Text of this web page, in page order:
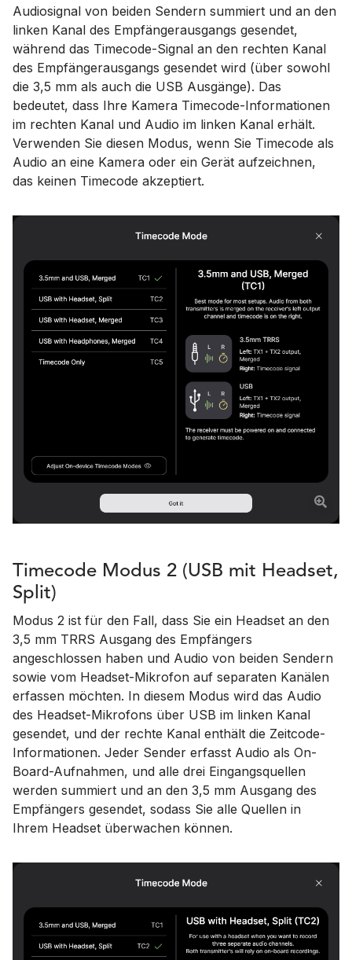
Audiosignal von beiden Sendern summiert und an den
linken Kanal des Empfängerausgangs gesendet,
während das Timecode-Signal an den rechten Kanal
des Empfängerausgangs gesendet wird (über sowohl
die 3,5 mm als auch die USB Ausgänge). Das
bedeutet, dass Ihre Kamera Timecode-Informationen
im rechten Kanal und Audio im linken Kanal erhält.
Verwenden Sie diesen Modus, wenn Sie Timecode als
Audio an eine Kamera oder ein Gerät aufzeichnen,
das keinen Timecode akzeptiert.
Timecode Modus 2 (USB mit Headset,
Split)
Modus 2 ist für den Fall, dass Sie ein Headset an den
3,5 mm TRRS Ausgang des Empfängers
angeschlossen haben und Audio von beiden Sendern
sowie vom Headset-Mikrofon auf separaten Kanälen
erfassen möchten. In diesem Modus wird das Audio
des Headset-Mikrofons über USB im linken Kanal
gesendet, und der rechte Kanal enthält die Zeitcode-
Informationen. Jeder Sender erfasst Audio als On-
Board-Aufnahmen, und alle drei Eingangsquellen
werden summiert und an den 3,5 mm Ausgang des
Empfängers gesendet, sodass Sie alle Quellen in
Ihrem Headset überwachen können.